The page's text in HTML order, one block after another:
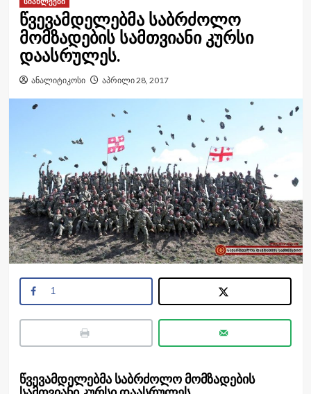
წვევამდელებმა საბრძოლო
მომზადების სამთვიანი კურსი
დაასრულეს.
ანალიტიკოსი აპრილი 28, 2017
1
წვევამდელებმა საბრძოლო მომზადების